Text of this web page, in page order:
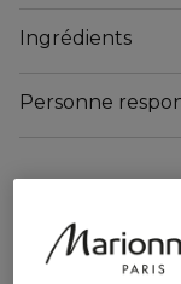
d'ambre doré qui
sillage ensoleillé
Ingrédients
Personne